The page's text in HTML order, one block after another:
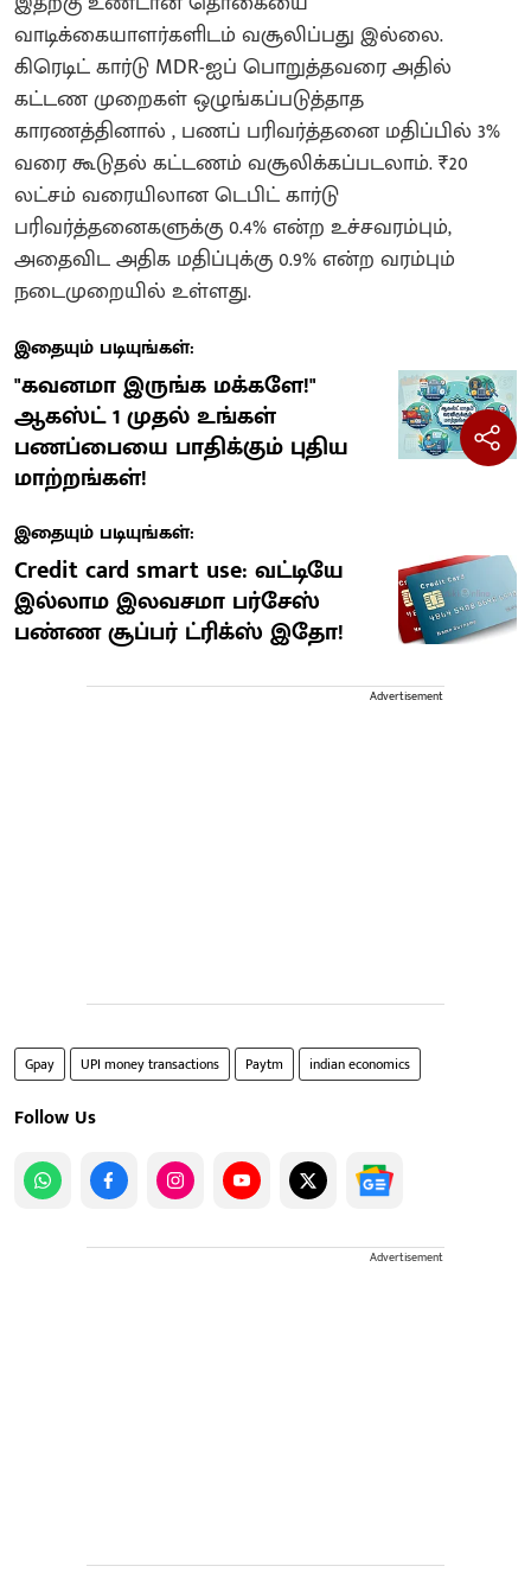
வாடிக்கையாளர்களிடம் வசூலிப்பது இல்லை.
கிரெடிட் கார்டு MDR-ஐப் பொறுத்தவரை அதில்
கட்டண முறைகள் ஒழுங்கப்படுத்தாத
காரணத்தினால் , பணப் பரிவர்த்தனை மதிப்பில் 3%
வரை கூடுதல் கட்டணம் வசூலிக்கப்படலாம். ₹20
லட்சம் வரையிலான டெபிட் கார்டு
பரிவர்த்தனைகளுக்கு 0.4% என்ற உச்சவரம்பும்,
அதைவிட அதிக மதிப்புக்கு 0.9% என்ற வரம்பும்
நடைமுறையில் உள்ளது.
இதையும் படியுங்கள்:
"கவனமா இருங்க மக்களே!"
ஆகஸ்ட் 1 முதல் உங்கள்
பணப்பையை பாதிக்கும் புதிய
மாற்றங்கள்!
இதையும் படியுங்கள்:
Credit card smart use: வட்டியே
இல்லாம இலவசமா பர்சேஸ்
பண்ண சூப்பர் ட்ரிக்ஸ் இதோ!
Advertisement
Gpay UPI money transactions Paytm indian economics
Follow Us
Advertisement